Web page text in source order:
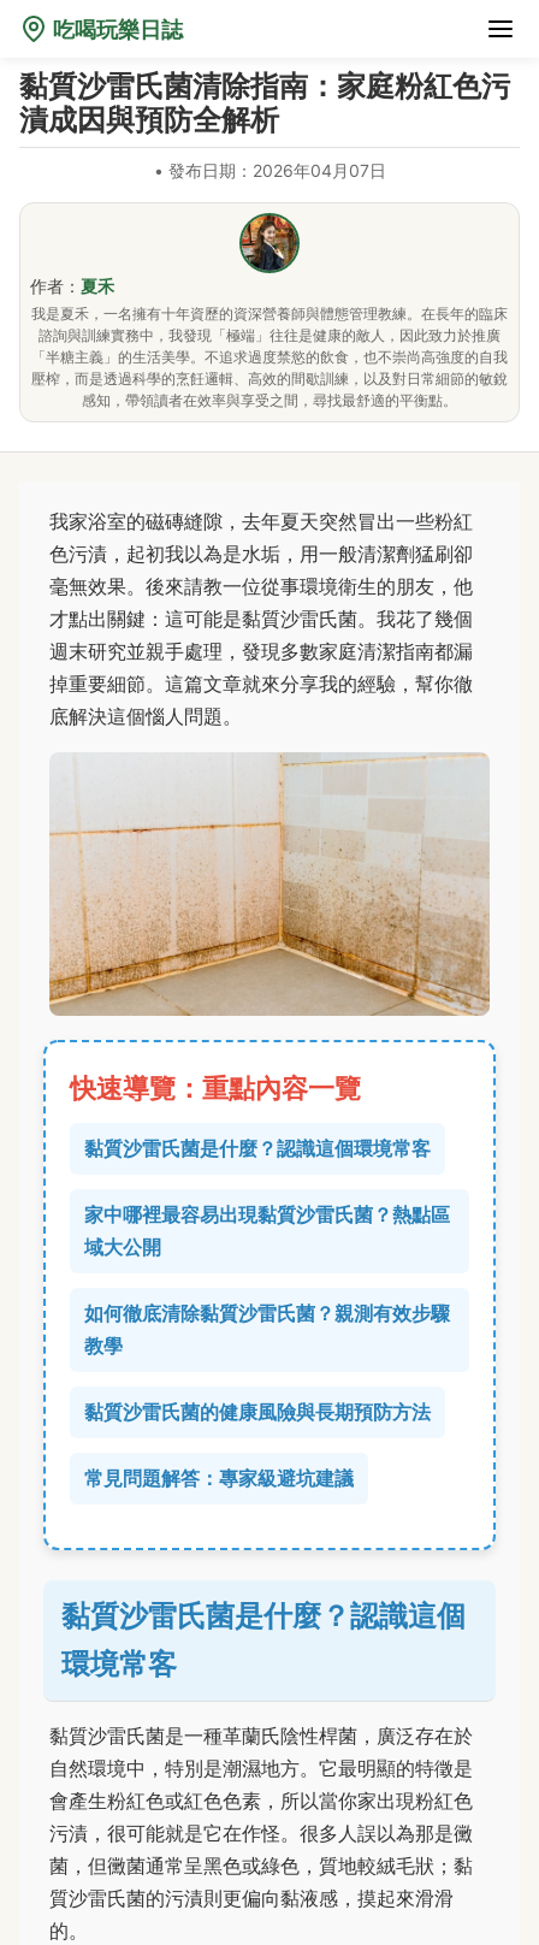
吃喝玩樂日誌
黏質沙雷氏菌清除指南：家庭粉紅色污
漬成因與預防全解析
• 發布日期：2026年04月07日
作者： 夏禾
我是夏禾，一名擁有十年資歷的資深營養師與體態管理教練。在長年的臨床
諮詢與訓練實務中，我發現「極端」往往是健康的敵人，因此致力於推廣
「半糖主義」的生活美學。不追求過度禁慾的飲食，也不崇尚高強度的自我
壓榨，而是透過科學的烹飪邏輯、高效的間歇訓練，以及對日常細節的敏銳
感知，帶領讀者在效率與享受之間，尋找最舒適的平衡點。
我家浴室的磁磚縫隙，去年夏天突然冒出一些粉紅
色污漬，起初我以為是水垢，用一般清潔劑猛刷卻
毫無效果。後來請教一位從事環境衛生的朋友，他
才點出關鍵：這可能是黏質沙雷氏菌。我花了幾個
週末研究並親手處理，發現多數家庭清潔指南都漏
掉重要細節。這篇文章就來分享我的經驗，幫你徹
底解決這個惱人問題。
快速導覽：重點內容一覽
黏質沙雷氏菌是什麼？認識這個環境常客
家中哪裡最容易出現黏質沙雷氏菌？熱點區
域大公開
如何徹底清除黏質沙雷氏菌？親測有效步驟
教學
黏質沙雷氏菌的健康風險與長期預防方法
常見問題解答：專家級避坑建議
黏質沙雷氏菌是什麼？認識這個
環境常客
黏質沙雷氏菌是一種革蘭氏陰性桿菌，廣泛存在於
自然環境中，特別是潮濕地方。它最明顯的特徵是
會產生粉紅色或紅色色素，所以當你家出現粉紅色
污漬，很可能就是它在作怪。很多人誤以為那是黴
菌，但黴菌通常呈黑色或綠色，質地較絨毛狀；黏
質沙雷氏菌的污漬則更偏向黏液感，摸起來滑滑
的。